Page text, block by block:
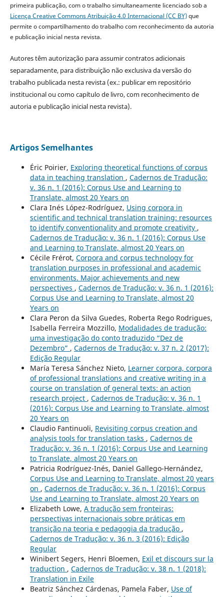
primeira publicação, com o trabalho simultaneamente licenciado sob a
Licença Creative Commons Atribuição 4.0 Internacional (CC BY)que
permite o compartilhamento do trabalho com reconhecimento da autoria
e publicação inicial nesta revista.
Autores têm autorização para assumir contratos adicionais
separadamente, para distribuição não exclusiva da versão do
trabalho publicada nesta revista (ex.: publicar em repositório
institucional ou como capítulo de livro, com reconhecimento de
autoria e publicação inicial nesta revista).
Artigos Semelhantes
Éric Poirier, Exploring theoretical functions of corpus
data in teaching translation , Cadernos de Tradução:
v. 36 n. 1 (2016): Corpus Use and Learning to
Translate, almost 20 Years on
Clara Inés López-Rodríguez, Using corpora in
scientific and technical translation training: resources
to identify conventionality and promote creativity ,
Cadernos de Tradução: v. 36 n. 1 (2016): Corpus Use
and Learning to Translate, almost 20 Years on
Cécile Frérot, Corpora and corpus technology for
translation purposes in professional and academic
environments. Major achievements and new
perspectives , Cadernos de Tradução: v. 36 n. 1 (2016):
Corpus Use and Learning to Translate, almost 20
Years on
Clara Peron da Silva Guedes, Roberta Rego Rodrigues,
Isabella Ferreira Mozzillo, Modalidades de tradução:
uma investigação do conto traduzido “Dez de
Dezembro” , Cadernos de Tradução: v. 37 n. 2 (2017):
Edição Regular
María Teresa Sánchez Nieto, Learner corpora, corpora
of professional translations and creative writing in a
course on translation of general texts: an action
research project , Cadernos de Tradução: v. 36 n. 1
(2016): Corpus Use and Learning to Translate, almost
20 Years on
Claudio Fantinuoli, Revisiting corpus creation and
analysis tools for translation tasks , Cadernos de
Tradução: v. 36 n. 1 (2016): Corpus Use and Learning
to Translate, almost 20 Years on
Patricia Rodríguez-Inés, Daniel Gallego-Hernández,
Corpus Use and Learning to Translate, almost 20 years
on , Cadernos de Tradução: v. 36 n. 1 (2016): Corpus
Use and Learning to Translate, almost 20 Years on
Elizabeth Lowe, A tradução sem fronteiras:
perspectivas internacionais sobre práticas em
transição na teoria e pedagogia da tradução ,
Cadernos de Tradução: v. 36 n. 3 (2016): Edição
Regular
Winibert Segers, Henri Bloemen, Exil et discours sur la
traduction , Cadernos de Tradução: v. 38 n. 1 (2018):
Translation in Exile
Beatriz Sánchez Cárdenas, Pamela Faber, Use of